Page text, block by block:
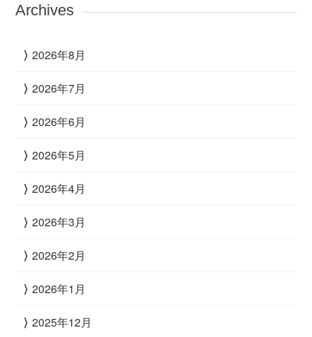
Archives
2026年8月
2026年7月
2026年6月
2026年5月
2026年4月
2026年3月
2026年2月
2026年1月
2025年12月